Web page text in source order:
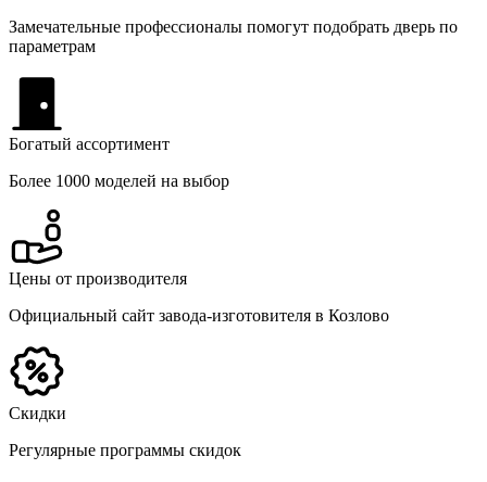
Замечательные профессионалы помогут подобрать дверь по
параметрам
Богатый ассортимент
Более 1000 моделей на выбор
Цены от производителя
Официальный сайт завода-изготовителя в Козлово
Скидки
Регулярные программы скидок